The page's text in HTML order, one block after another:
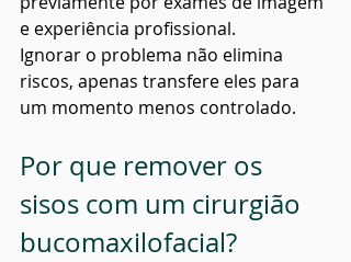
e experiência profissional.
Ignorar o problema não elimina
riscos, apenas transfere eles para
um momento menos controlado.
Por que remover os
sisos com um cirurgião
bucomaxilofacial?